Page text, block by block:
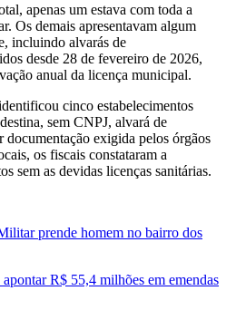
apenas um estava com toda a
Os demais apresentavam algum
incluindo alvarás de
desde 28 de fevereiro de 2026,
anual da licença municipal.
cinco estabelecimentos
sem CNPJ, alvará de
exigida pelos órgãos
os fiscais constataram a
sem as devidas licenças sanitárias.
prende homem no bairro dos
R$ 55,4 milhões em emendas